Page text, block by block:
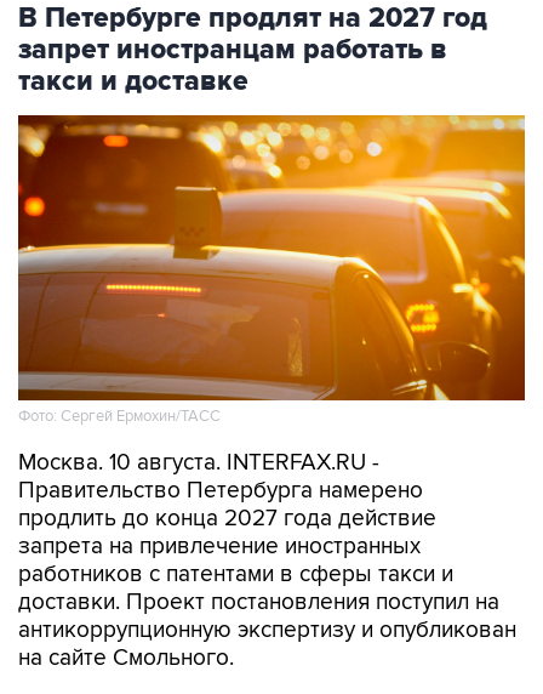
В Петербурге продлят на 2027 год
запрет иностранцам работать в
такси и доставке
Фото: Сергей Ермохин/ТАСС
Москва. 10 августа. INTERFAX.RU -
Правительство Петербурга намерено
продлить до конца 2027 года действие
запрета на привлечение иностранных
работников с патентами в сферы такси и
доставки. Проект постановления поступил на
антикоррупционную экспертизу и опубликован
на сайте Смольного.